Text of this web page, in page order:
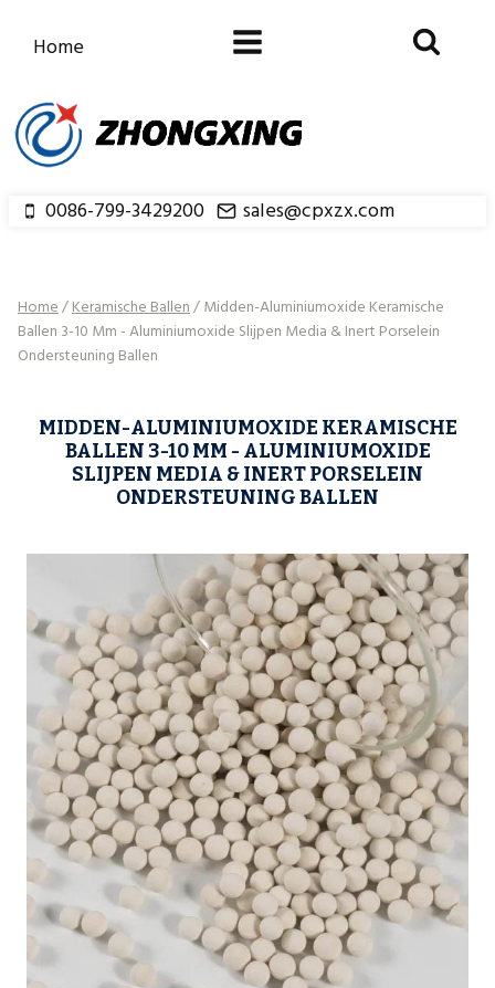
Home
0086-799-3429200 sales@cpxzx.com
Home/Keramische Ballen/Midden-Aluminiumoxide Keramische
Ballen 3-10 Mm - Aluminiumoxide Slijpen Media & Inert Porselein
Ondersteuning Ballen
MIDDEN-ALUMINIUMOXIDE KERAMISCHE
BALLEN 3-10 MM - ALUMINIUMOXIDE
SLIJPEN MEDIA & INERT PORSELEIN
ONDERSTEUNING BALLEN